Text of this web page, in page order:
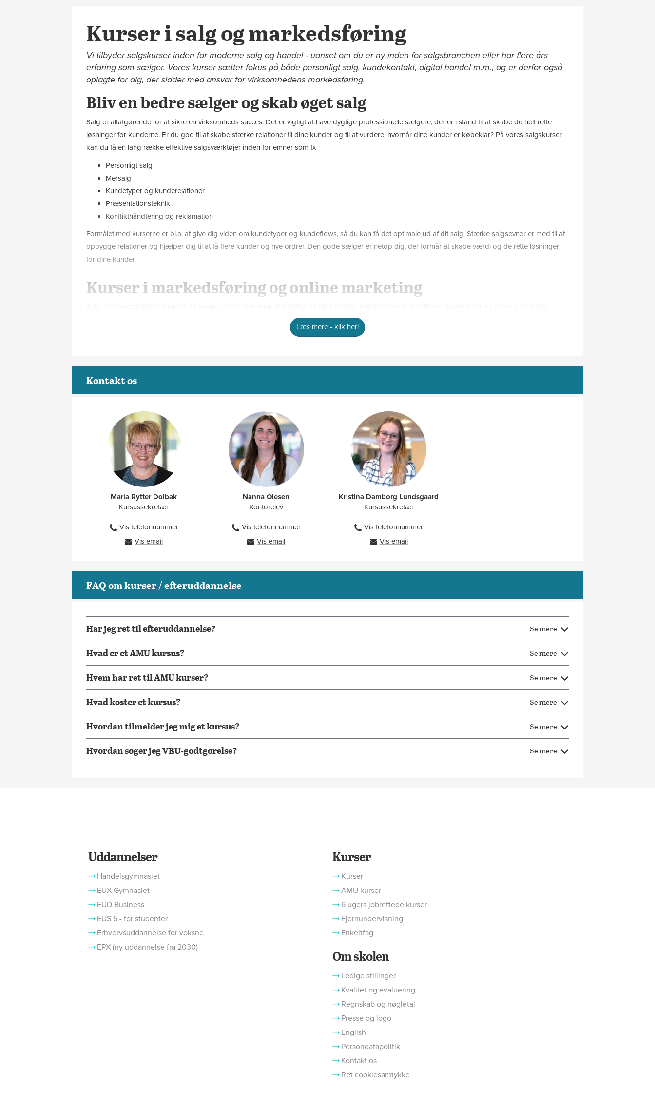
Kurser i salg og markedsføring
Vi tilbyder salgskurser inden for moderne salg og handel - uanset om du er ny inden for salgsbranchen eller har flere års
erfaring som sælger. Vores kurser sætter fokus på både personligt salg, kundekontakt, digital handel m.m., og er derfor også
oplagte for dig, der sidder med ansvar for virksomhedens markedsføring.
Bliv en bedre sælger og skab øget salg
Salg er altafgørende for at sikre en virksomheds succes. Det er vigtigt at have dygtige professionelle sælgere, der er i stand til at skabe de helt rette
løsninger for kunderne. Er du god til at skabe stærke relationer til dine kunder og til at vurdere, hvornår dine kunder er købeklar? På vores salgskurser
kan du få en lang række effektive salgsværktøjer inden for emner som fx
Personligt salg
Mersalg
Kundetyper og kunderelationer
Præsentationsteknik
Konflikthåndtering og reklamation
Formålet med kurserne er bl.a. at give dig viden om kundetyper og kundeflows, så du kan få det optimale ud af dit salg. Stærke salgsevner er med til at
opbygge relationer og hjælper dig til at få flere kunder og nye ordrer. Den gode sælger er netop dig, der formår at skabe værdi og de rette løsninger
for dine kunder.
Kurser i markedsføring og online marketing
skabe opmærksomhed om sine produkter eller virksomhed. Det kan ske via traditionelle medier som fx annoncer, radiospot, tv-reklamer etc., men
digitaliseringen har også gjort det effektivt at markedsføre sig online via web og sociale medier. Mange virksomheder bruger i dag digital markedsføring
Sociale medier som salgskanal
Få et målrettet salgs- eller markedsføringskursus
Har din virksomhed brug for et skrædder­syet kursus målrettet jeres sælgere eller markedsføringsteam, udvikler vi gerne kurser rettet mod netop jeres
virksomheds ønsker og behov.
Læs mere - klik her!
Kontakt os
Maria Rytter Dolbak
Kursussekretær
Vis telefonnummer
91333303
Vis emailmrd@ah.dk
Nanna Olesen
Kontorelev
Vis telefonnummer
2710 0129
Vis emailnole@ah.dk
Kristina Damborg Lundsgaard
Kursussekretær
Vis telefonnummer
27886014
Vis emailkklu@ah.dk
FAQ om kurser / efteruddannelse
Har jeg ret til efteruddannelse? Se mere
Hvad er et AMU kursus? Se mere
Hvem har ret til AMU kurser? Se mere
Hvad koster et kursus? Se mere
Hvordan tilmelder jeg mig et kursus? Se mere
Hvordan søger jeg VEU-godtgørelse? Se mere
Uddannelser
Handelsgymnasiet
EUX Gymnasiet
EUD Business
EUS 5 - for studenter
Erhvervsuddannelse for voksne
EPX (ny uddannelse fra 2030)
Kurser
Kurser
AMU kurser
6 ugers jobrettede kurser
Fjernundervisning
Enkeltfag
Om skolen
Ledige stillinger
Kvalitet og evaluering
Regnskab og nøgletal
Presse og logo
English
Persondatapolitik
Kontakt os
Ret cookiesamtykke